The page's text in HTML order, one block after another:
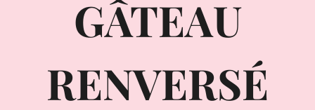
GÂTEAU
RENVERSÉ